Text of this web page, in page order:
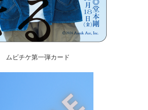
ムビチケ第一弾カード